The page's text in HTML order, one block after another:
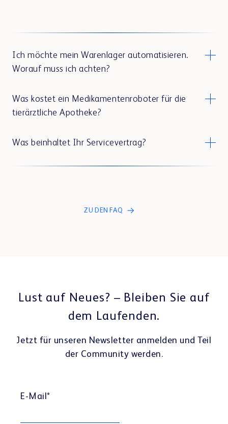
Ich möchte mein Warenlager automatisieren.
Worauf muss ich achten?
Was kostet ein Medikamentenroboter für die
tierärztliche Apotheke?
Was beinhaltet Ihr Servicevertrag?
ZU DEN FAQ
Lust auf Neues? – Bleiben Sie auf
dem Laufenden.
Jetzt für unseren Newsletter anmelden und Teil
der Community werden.
E-Mail